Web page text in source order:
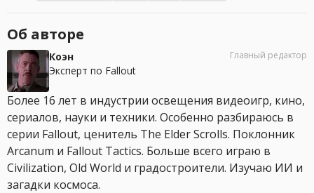
Об авторе
Коэн
Эксперт по Fallout
Главный редактор
Более 16 лет в индустрии освещения видеоигр, кино,
сериалов, науки и техники. Особенно разбираюсь в
серии Fallout, ценитель The Elder Scrolls. Поклонник
Arcanum и Fallout Tactics. Больше всего играю в
Civilization, Old World и градостроители. Изучаю ИИ и
загадки космоса.